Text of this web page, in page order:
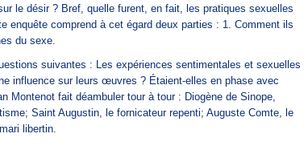
le désir ? Bref, quelle furent, en fait, les pratiques sexuelles
enquête comprend à cet égard deux parties : 1. Comment ils
du sexe.
suivantes : Les expériences sentimentales et sexuelles
influence sur leurs œuvres ? Étaient-elles en phase avec
Montenot fait déambuler tour à tour : Diogène de Sinope,
Saint Augustin, le fornicateur repenti; Auguste Comte, le
libertin.